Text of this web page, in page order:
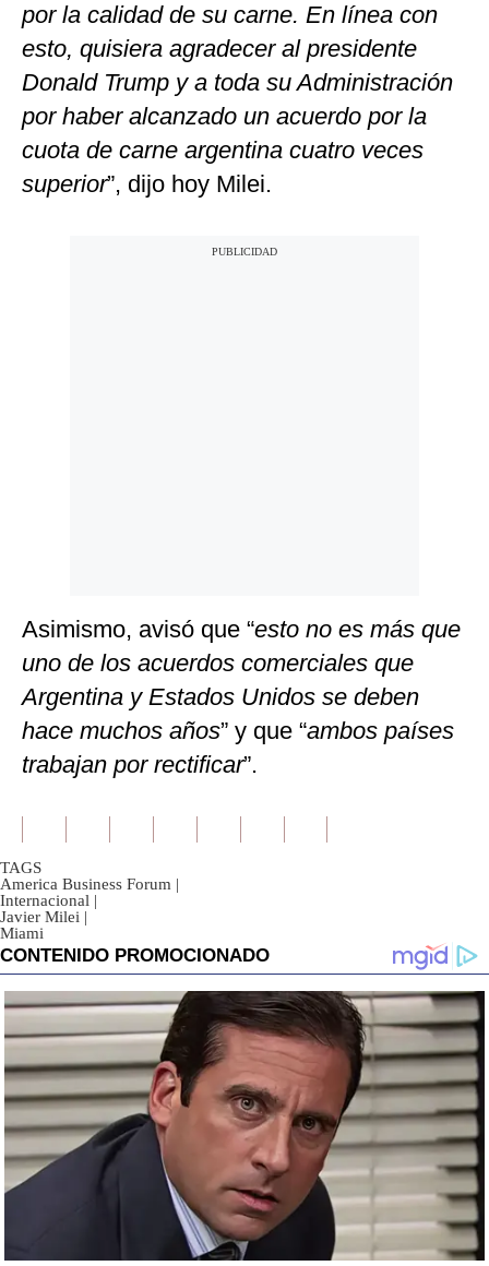
por la calidad de su carne. En línea con
esto, quisiera agradecer al presidente
Donald Trump y a toda su Administración
por haber alcanzado un acuerdo por la
cuota de carne argentina cuatro veces
superior”, dijo hoy Milei.
Asimismo, avisó que “esto no es más que
uno de los acuerdos comerciales que
Argentina y Estados Unidos se deben
hace muchos años” y que “ambos países
trabajan por rectificar”.
TAGS
America Business Forum |
Internacional |
Javier Milei |
Miami